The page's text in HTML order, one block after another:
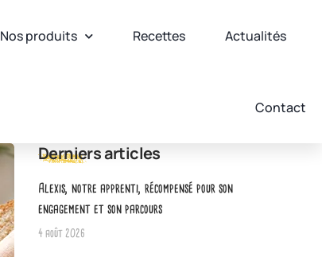
Nos produits Recettes Actualités
Contact
Derniers articles
Alexis, notre apprenti, récompensé pour son
engagement et son parcours
4 août 2026